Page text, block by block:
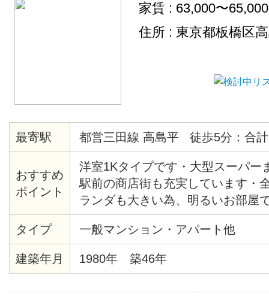
家賃 : 63,000〜
住所 : 東京都板橋区
最寄駅 都営三田線 高島平 徒歩5分：合
おすすめ
ポイント
洋室1Kタイプです・大型スーパー
駅前の商店街も充実しています・
ランダも大きい為、明るいお部屋
室、トイレ、キッチン新規入替済
ーム済みです
タイプ 一般マンション・アパート他
建築年月 1980年 築46年